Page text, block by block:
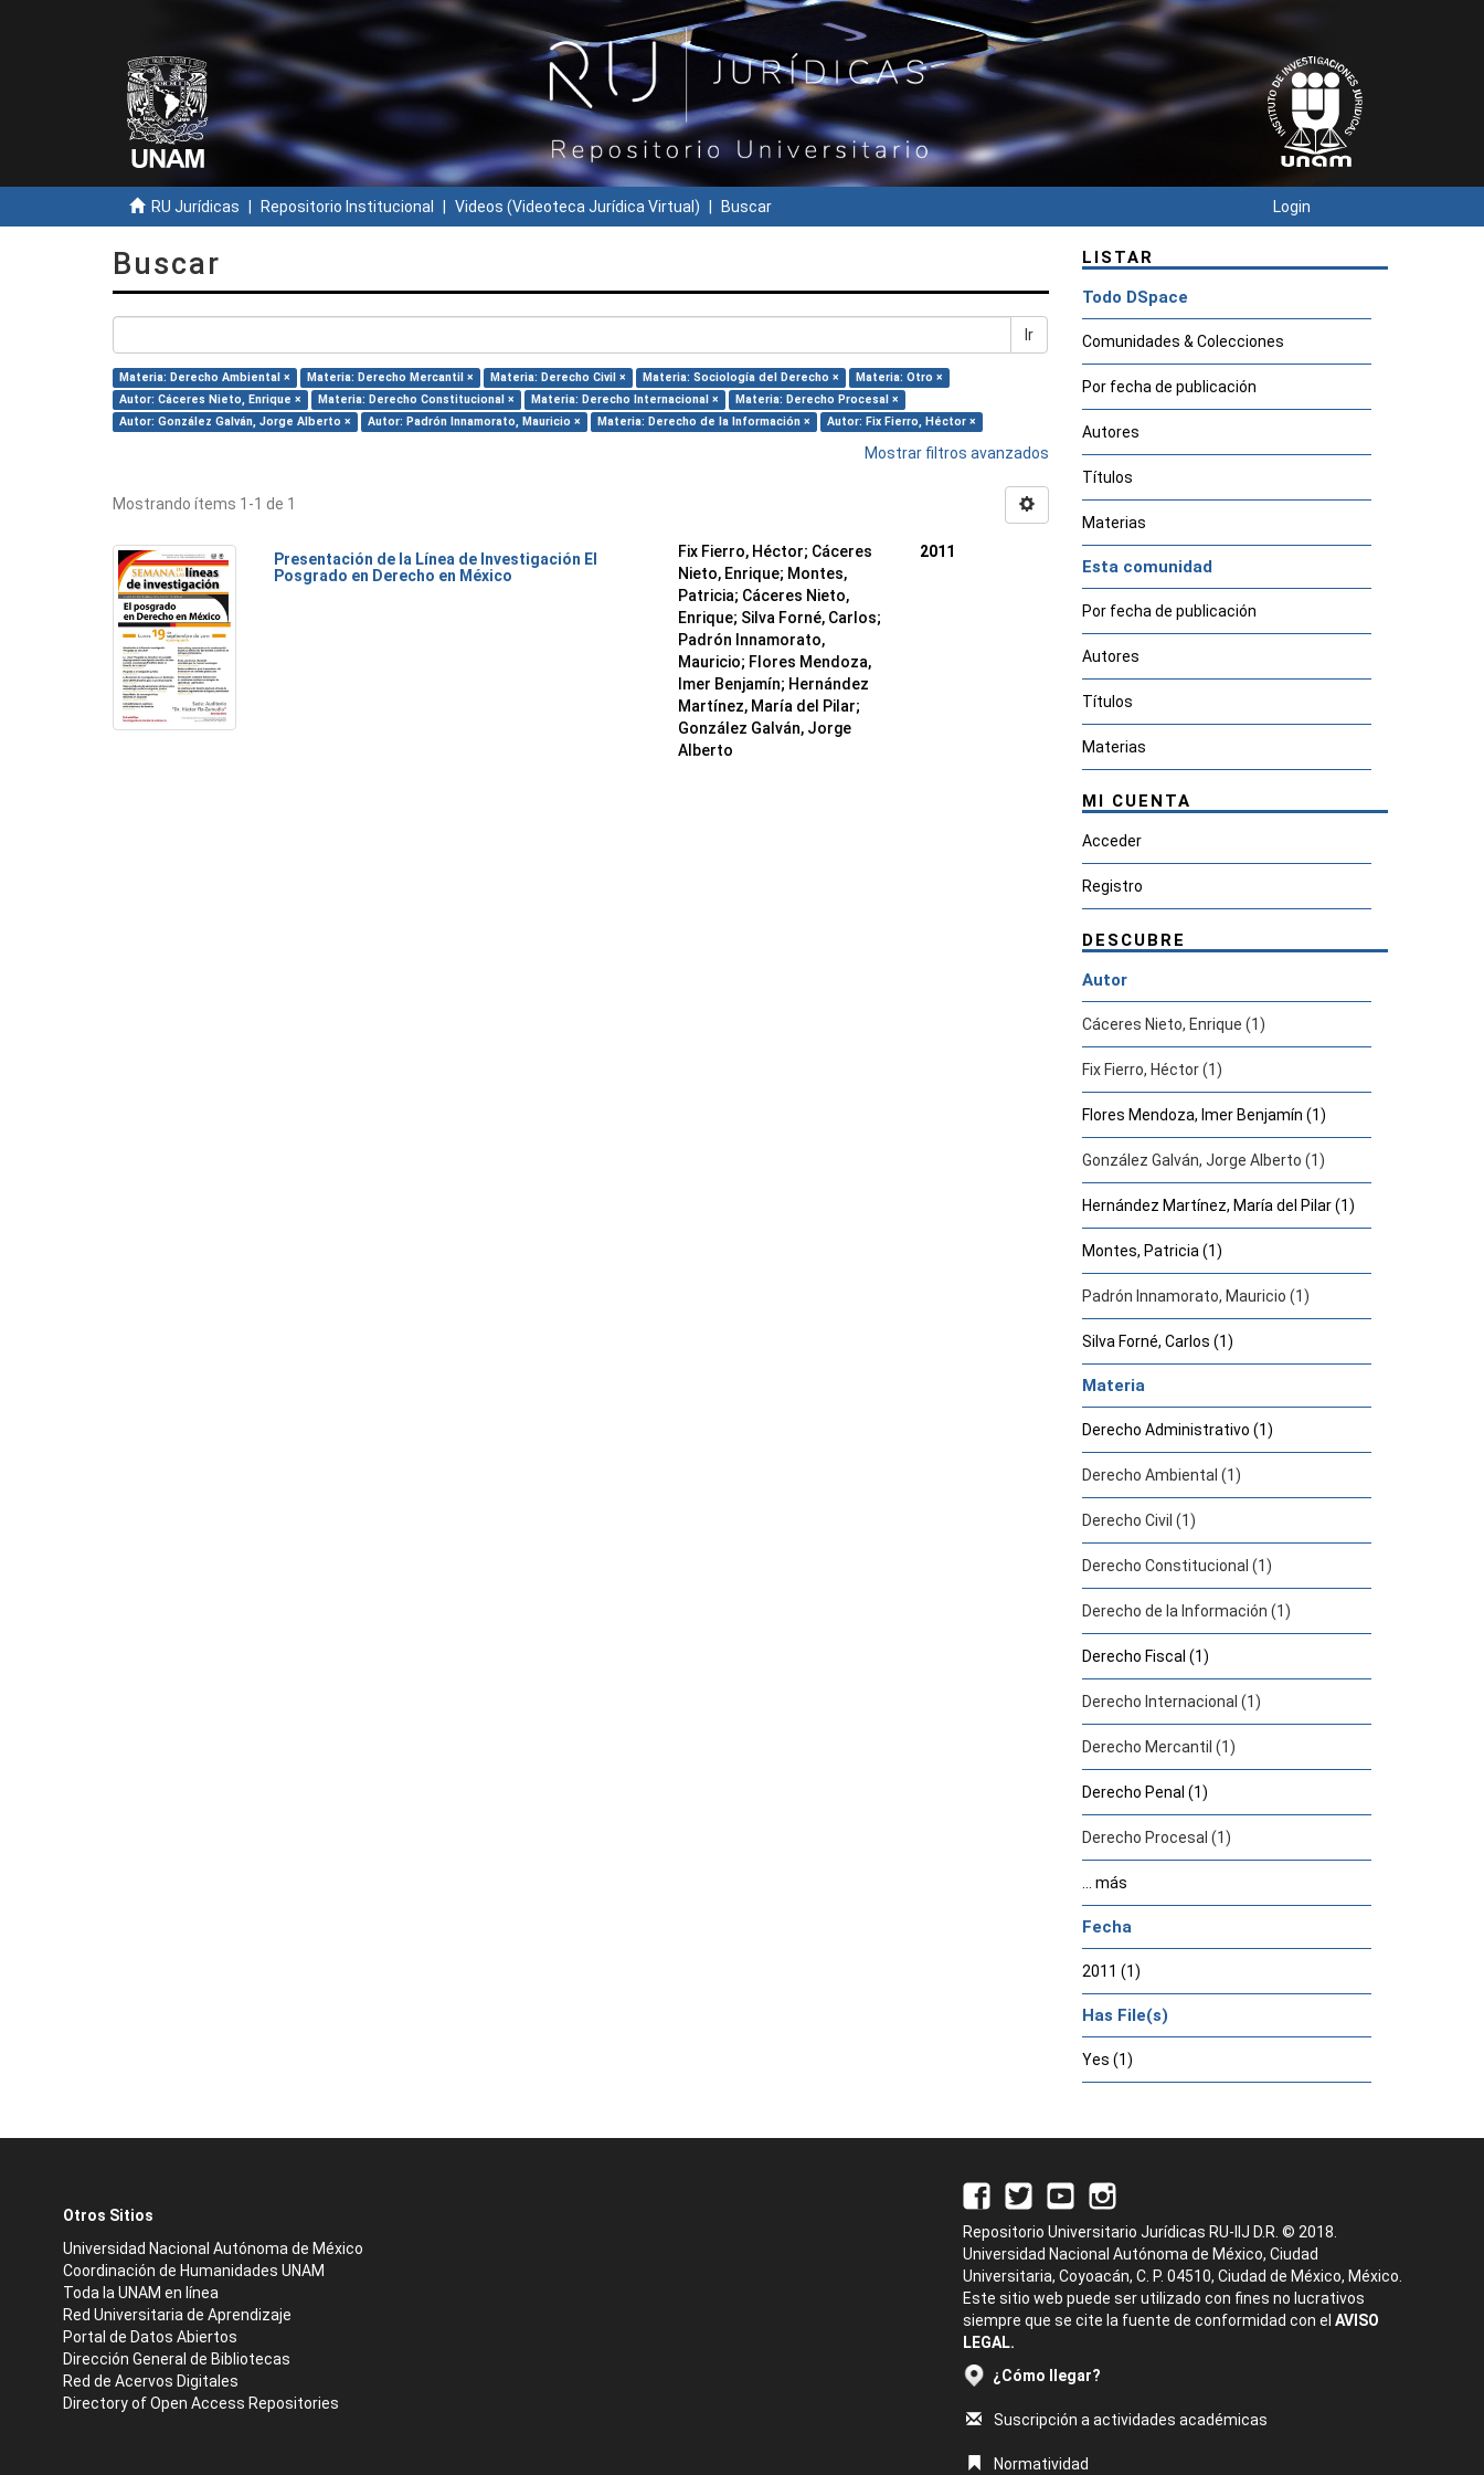
RU Jurídicas Repositorio Institucional Videos (Videoteca Jurídica Virtual) Buscar Login
Buscar
Ir
Materia: Derecho Ambiental × Materia: Derecho Mercantil × Materia: Derecho Civil × Materia: Sociología del Derecho ×
Materia: Otro ×
Autor: Cáceres Nieto, Enrique ×
Materia: Derecho Constitucional × Materia: Derecho Internacional ×
Materia: Derecho Procesal ×
Autor: González Galván, Jorge Alberto ×
Autor: Padrón Innamorato, Mauricio × Materia: Derecho de la Información × Autor: Fix Fierro, Héctor ×
Mostrar filtros avanzados
Mostrando ítems 1-1 de 1
Presentación de la Línea de Investigación El
Posgrado en Derecho en México
Fix Fierro, Héctor; Cáceres
Nieto, Enrique; Montes,
Patricia; Cáceres Nieto,
Enrique; Silva Forné, Carlos;
Padrón Innamorato,
Mauricio; Flores Mendoza,
Imer Benjamín; Hernández
Martínez, María del Pilar;
González Galván, Jorge
Alberto
2011
LISTAR
Todo DSpace
Comunidades & Colecciones
Por fecha de publicación
Autores
Títulos
Materias
Esta comunidad
Por fecha de publicación
Autores
Títulos
Materias
MI CUENTA
Acceder
Registro
DESCUBRE
Autor
Cáceres Nieto, Enrique (1)
Fix Fierro, Héctor (1)
Flores Mendoza, Imer Benjamín (1)
González Galván, Jorge Alberto (1)
Hernández Martínez, María del Pilar (1)
Montes, Patricia (1)
Padrón Innamorato, Mauricio (1)
Silva Forné, Carlos (1)
Materia
Derecho Administrativo (1)
Derecho Ambiental (1)
Derecho Civil (1)
Derecho Constitucional (1)
Derecho de la Información (1)
Derecho Fiscal (1)
Derecho Internacional (1)
Derecho Mercantil (1)
Derecho Penal (1)
Derecho Procesal (1)
... más
Fecha
2011 (1)
Has File(s)
Yes (1)
Otros Sitios
Universidad Nacional Autónoma de México
Coordinación de Humanidades UNAM
Toda la UNAM en línea
Red Universitaria de Aprendizaje
Portal de Datos Abiertos
Dirección General de Bibliotecas
Red de Acervos Digitales
Directory of Open Access Repositories
Repositorio Universitario Jurídicas RU-IIJ D.R. © 2018.
Universidad Nacional Autónoma de México, Ciudad
Universitaria, Coyoacán, C. P. 04510, Ciudad de México, México.
Este sitio web puede ser utilizado con fines no lucrativos
siempre que se cite la fuente de conformidad con el AVISO
LEGAL.
¿Cómo llegar?
Suscripción a actividades académicas
Normatividad